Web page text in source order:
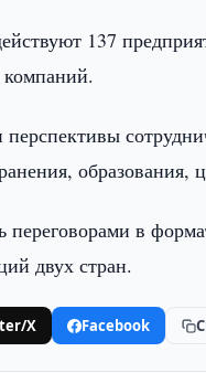
137
компаний.
переговорами в
двух стран.
X Facebook